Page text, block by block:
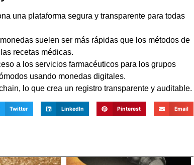
una plataforma segura y transparente para todas
suelen ser más rápidas que los métodos de
recetas médicas.
a los servicios farmacéuticos para los grupos
usando monedas digitales.
lo que crea un registro transparente y auditable.
Twitter LinkedIn Pinterest Email